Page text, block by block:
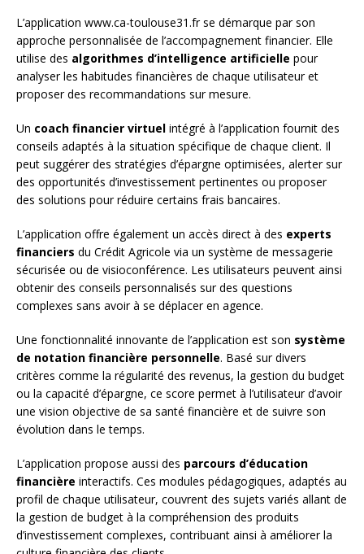
L’application www.ca-toulouse31.fr se démarque par son
approche personnalisée de l’accompagnement financier. Elle
utilise des algorithmes d’intelligence artificielle pour
analyser les habitudes financières de chaque utilisateur et
proposer des recommandations sur mesure.
Un coach financier virtuel intégré à l’application fournit des
conseils adaptés à la situation spécifique de chaque client. Il
peut suggérer des stratégies d’épargne optimisées, alerter sur
des opportunités d’investissement pertinentes ou proposer
des solutions pour réduire certains frais bancaires.
L’application offre également un accès direct à des experts
financiers du Crédit Agricole via un système de messagerie
sécurisée ou de visioconférence. Les utilisateurs peuvent ainsi
obtenir des conseils personnalisés sur des questions
complexes sans avoir à se déplacer en agence.
Une fonctionnalité innovante de l’application est son système
de notation financière personnelle. Basé sur divers
critères comme la régularité des revenus, la gestion du budget
ou la capacité d’épargne, ce score permet à l’utilisateur d’avoir
une vision objective de sa santé financière et de suivre son
évolution dans le temps.
L’application propose aussi des parcours d’éducation
financière interactifs. Ces modules pédagogiques, adaptés au
profil de chaque utilisateur, couvrent des sujets variés allant de
la gestion de budget à la compréhension des produits
d’investissement complexes, contribuant ainsi à améliorer la